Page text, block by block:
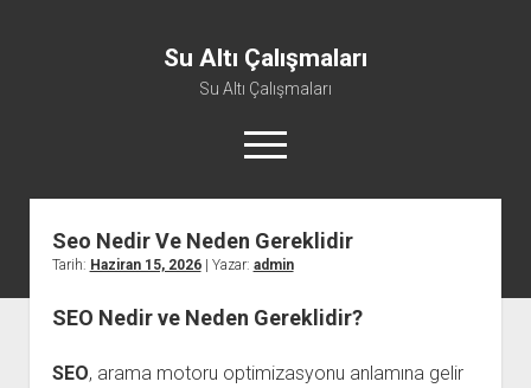
Su Altı Çalışmaları
Su Altı Çalışmaları
menüyü
aç
Seo Nedir Ve Neden Gereklidir
Tarih: Haziran 15, 2026| Yazar: admin
SEO Nedir ve Neden Gereklidir?
SEO, arama motoru optimizasyonu anlamına gelir